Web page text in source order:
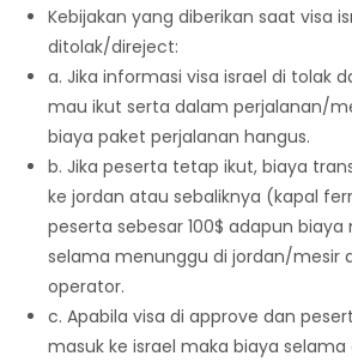
Kebijakan yang diberikan saat visa
ditolak/direject:
a. Jika informasi visa israel di tolak
mau ikut serta dalam perjalanan/
biaya paket perjalanan hangus.
b. Jika peserta tetap ikut, biaya
ke jordan atau sebaliknya (kapal
peserta sebesar 100$ adapun
selama menunggu di jordan/mesir
operator.
c. Apabila visa di approve dan
masuk ke israel maka biaya